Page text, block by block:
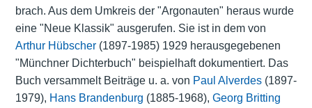
brach. Aus dem Umkreis der "Argonauten" heraus wurde
eine "Neue Klassik" ausgerufen. Sie ist in dem von
Arthur Hübscher(1897-1985) 1929 herausgegebenen
"Münchner Dichterbuch" beispielhaft dokumentiert. Das
Buch versammelt Beiträge u. a. von Paul Alverdes(1897-
1979), Hans Brandenburg (1885-1968), Georg Britting